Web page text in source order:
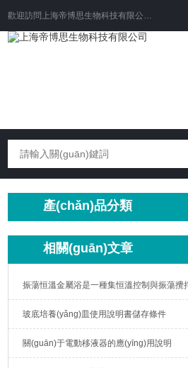
歡迎訪問 上海帝博思生物科技有限公司 網(wǎng)
產(chǎn)品分類
相關(guān)文章
玻底培養(yǎng)皿使用說明書儲存條件
關(guān)于電動移液器的應(yīng)用說明